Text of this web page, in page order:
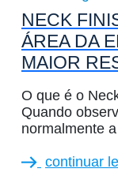
NECK
ÁREA DA
MAIOR
O que é o
Quando
normalmente
continuar